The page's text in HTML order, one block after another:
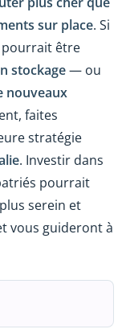
sur place. Si
pourrait être
stockage— ou
nouveaux
faites
stratégie
. Investir dans
pourrait
serein et
vous guideront à